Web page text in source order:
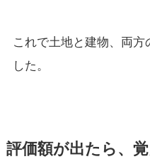
これで土地と建物、両方
した。
評価額が出たら、